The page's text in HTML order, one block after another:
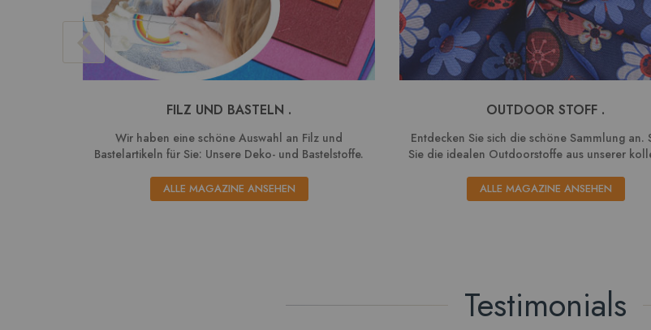
FILZ UND BASTELN .
Wir haben eine schöne Auswahl an Filz und
Bastelartikeln für Sie: Unsere Deko- und Bastelstoffe.
ALLE MAGAZINE ANSEHEN
OUTDOOR STOFF .
Entdecken Sie sich die schöne Sammlung an.
Sie die idealen Outdoorstoffe aus unserer
ALLE MAGAZINE ANSEHEN
Testimonials